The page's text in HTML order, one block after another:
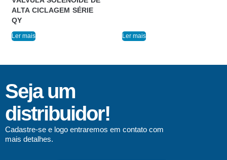
ALTA CICLAGEM SÉRIE
QY
Ler mais Ler mais
Seja um
distribuidor!
Cadastre-se e logo entraremos em contato com
mais detalhes.